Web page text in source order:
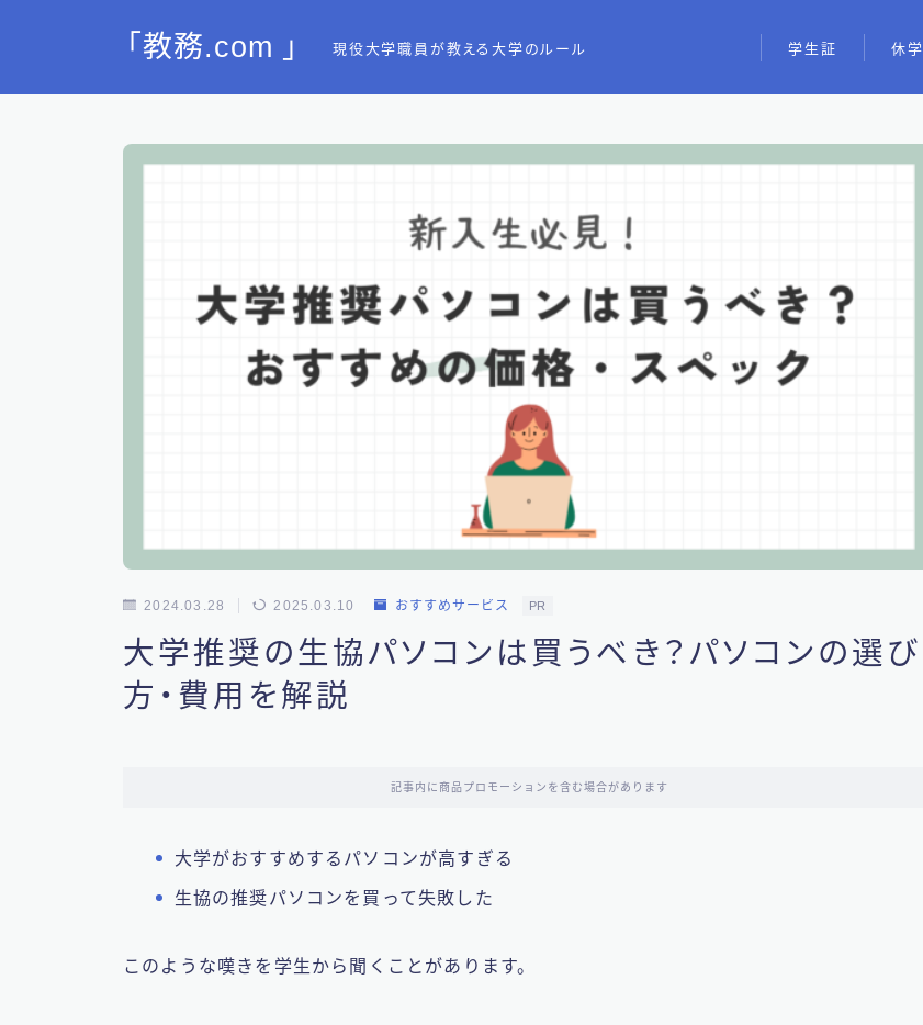
「教務.com 」 現役大学職員が教える大学のルール 学生証 休学
2024.03.28 2025.03.10 おすすめサービス PR
大学推奨の生協パソコンは買うべき？パソコンの選び
方・費用を解説
記事内に商品プロモーションを含む場合があります
大学がおすすめするパソコンが高すぎる
生協の推奨パソコンを買って失敗した
このような嘆きを学生から聞くことがあります。